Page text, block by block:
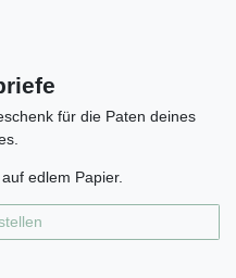
für die Paten deines
edlem Papier.